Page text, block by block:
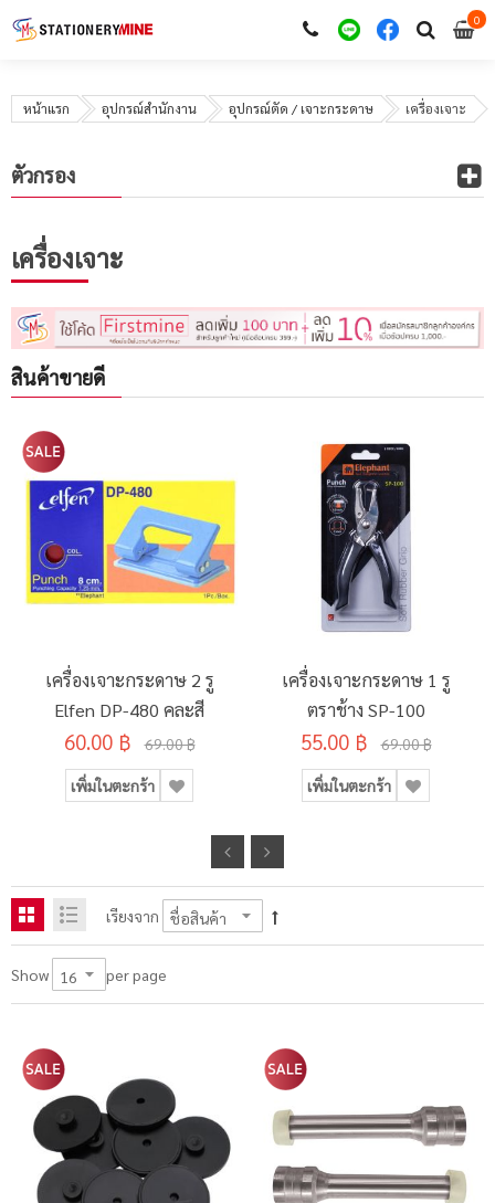
00
หน้าแรก อุปกรณ์สำนักงาน อุปกรณ์ตัด / เจาะกระดาษ เครื่องเจาะ
เครื่องเจาะ
สินค้าขายดี
เครื่องเจาะกระดาษ 2 รู
Elfen DP-480 คละสี
60.00 ฿ 69.00 ฿
เพิ่มในตะกร้า
เครื่องเจาะกระดาษ 1 รู
ตราช้าง SP-100
55.00 ฿ 69.00 ฿
เพิ่มในตะกร้า
เรียงจาก
Show per page
ตัวกรอง